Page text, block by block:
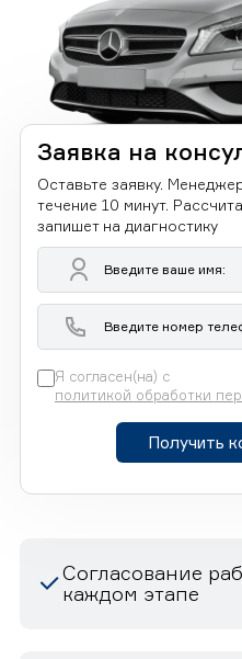
Заявка на
Оставьте заявку.
течение 10 минут.
запишет на диагностику
Я согласен(на) с
политикой обработки
Получить
Согласование
каждом этапе